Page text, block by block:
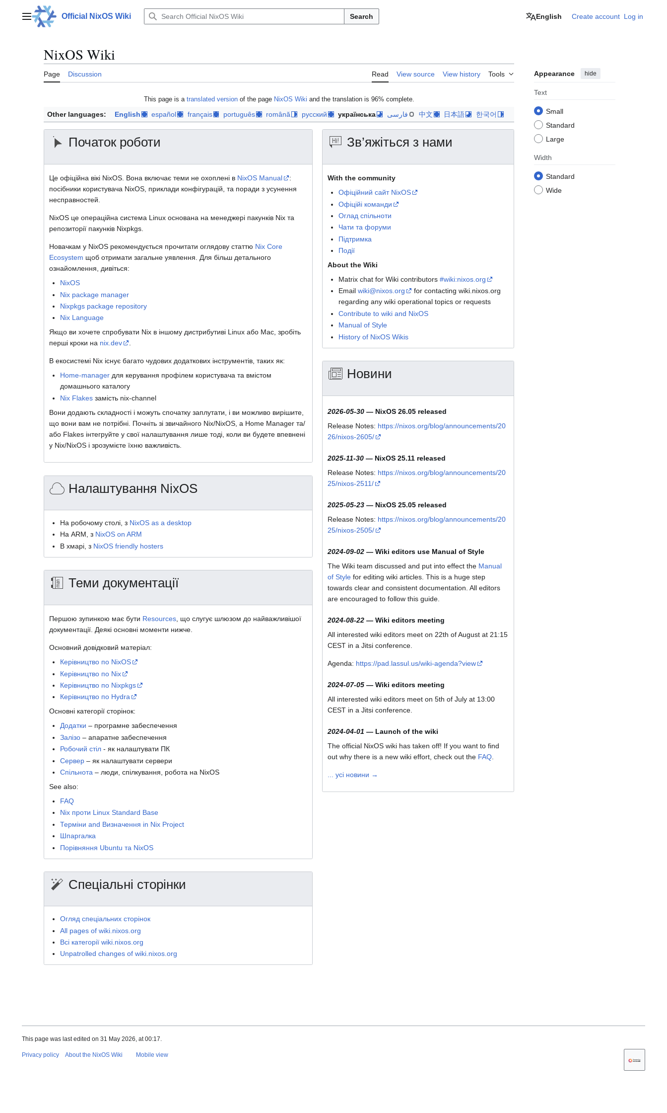
contentMain menuOfficial NixOS Wiki Search English Create account Log in
NixOS Wiki
Page Discussion Read View source View history Tools Appearance hide
Text
Small
Standard
Large
Width
Standard
Wide
This page is a translated versionof the page NixOS Wiki and the translation is 96% complete.
Other languages: English español français português română русский українська فارسی 中文 日本語 한국어
Початок роботи
Це офіційна вікі NixOS. Вона включає теми не охоплені в NixOS Manual
:
посібники користувача NixOS, приклади конфігурацій, та поради з усунення
несправностей.
NixOS це операційна система Linux основана на менеджері пакунків Nix та
репозиторії пакунків Nixpkgs.
Новачкам у NixOS рекомендується прочитати оглядову статтю Nix Core
Ecosystem щоб отримати загальне уявлення. Для більш детального
ознайомлення, дивіться:
NixOS
Nix package manager
Nixpkgs package repository
Nix Language
Якщо ви хочете спробувати Nix в іншому дистрибутиві Linux або Mac, зробіть
перші кроки на nix.dev .
В екосистемі Nix існує багато чудових додаткових інструментів, таких як:
Home-managerдля керування профілем користувача та вмістом
домашнього каталогу
Nix Flakesзамість nix-channel
Вони додають складності і можуть спочатку заплутати, і ви можливо вирішите,
що вони вам не потрібні. Почніть зі звичайного Nix/NixOS, а Home Manager та/
або Flakes інтегруйте у свої налаштування лише тоді, коли ви будете впевнені
у Nix/NixOS і зрозумієте їхню важливість.
Налаштування NixOS
На робочому столі, з NixOS as a desktop
На ARM, з NixOS on ARM
В хмарі, з NixOS friendly hosters
Теми документації
Першою зупинкою має бути Resources, що слугує шлюзом до найважливішої
документації. Деякі основні моменти нижче.
Основний довідковий матеріал:
Керівництво по NixOS
Керівництво по Nix
Керівництво по Nixpkgs
Керівництво по Hydra
Основні категорії сторінок:
Додатки – програмне забеспечення
Залізо– апаратне забеспечення
Робочий стіл- як налаштувати ПК
Сервер– як налаштувати сервери
Спільнота – люди, спілкування, робота на NixOS
See also:
FAQ
Nix проти Linux Standard Base
Терміни and Визначення in Nix Project
Шпаргалка
Порівняння Ubuntu та NixOS
Спеціальні сторінки
Огляд спеціальних сторінок
All pages of wiki.nixos.org
Всі категорії wiki.nixos.org
Unpatrolled changes of wiki.nixos.org
Зв’яжіться з нами
With the community
Офіційний сайт NixOS
Офіційі команди
Оглад спільноти
Чати та форуми
Підтримка
Події
About the Wiki
Matrix chat for Wiki contributors #wiki:nixos.org
Email wiki@nixos.org
for contacting wiki.nixos.org
regarding any wiki operational topics or requests
Contribute to wiki and NixOS
Manual of Style
History of NixOS Wikis
Новини
2026-05-30— NixOS 26.05 released
Release Notes: https://nixos.org/blog/announcements/20
26/nixos-2605/
2025-11-30— NixOS 25.11 released
Release Notes: https://nixos.org/blog/announcements/20
25/nixos-2511/
2025-05-23— NixOS 25.05 released
Release Notes: https://nixos.org/blog/announcements/20
25/nixos-2505/
2024-09-02— Wiki editors use Manual of Style
The Wiki team discussed and put into effect the Manual
of Stylefor editing wiki articles. This is a huge step
towards clear and consistent documentation. All editors
are encouraged to follow this guide.
2024-08-22— Wiki editors meeting
All interested wiki editors meet on 22th of August at 21:15
CEST in a Jitsi conference.
Agenda: https://pad.lassul.us/wiki-agenda?view
2024-07-05— Wiki editors meeting
All interested wiki editors meet on 5th of July at 13:00
CEST in a Jitsi conference.
2024-04-01 — Launch of the wiki
The official NixOS wiki has taken off! If you want to find
out why there is a new wiki effort, check out the FAQ.
... усі новини →
This page was last edited on 31 May 2026, at 00:17.
Privacy policy About the NixOS Wiki Mobile view